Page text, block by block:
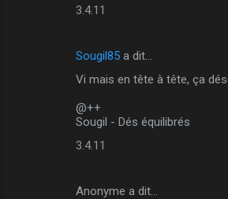
3.4.11
Sougil85 a dit…
Vi mais en tête à tête, ça
@++
Sougil - Dés équilibrés
3.4.11
Anonyme a dit…